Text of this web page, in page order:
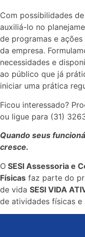
Com possibilidades
auxiliá-lo no
de programas e
da empresa.
necessidades e
ao público que já
iniciar uma prática
Ficou interessado?
ou ligue para (31)
Quando seus
cresce.
O SESI Assessoria e
Físicas faz parte do
de vida SESI VIDA
de atividades físicas e